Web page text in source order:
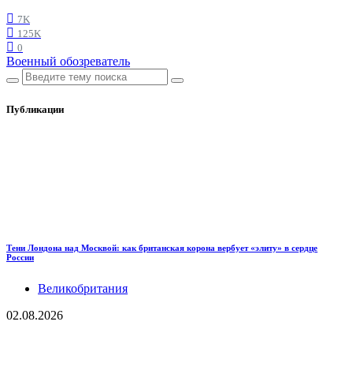
7K
125K
0
Военный обозреватель
Публикации
Тени Лондона над Москвой: как британская корона вербует «элиту» в сердце
России
Великобритания
02.08.2026